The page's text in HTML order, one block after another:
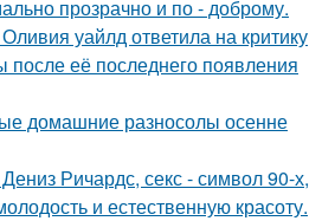
прозрачно и по - доброму.
уайлд ответила на критику
после её последнего появления
домашние разносолы осенне
Ричардс, секс - символ 90-х,
и естественную красоту.